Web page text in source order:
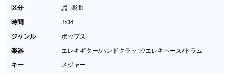
区分
楽曲
時間
3:04
ジャンル
ポップス
楽器
エレキギター/ハンドクラップ/エレキベース/ドラム
キー
メジャー